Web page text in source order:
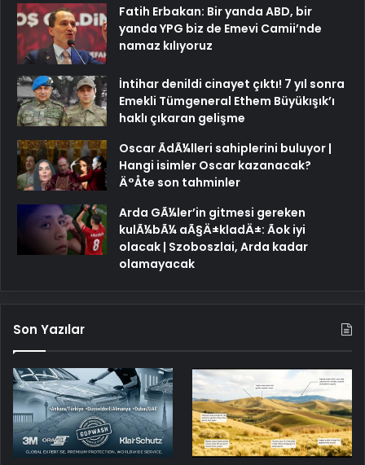
Fatih Erbakan: Bir yanda ABD, bir
yanda YPG biz de Emevi Camii’nde
namaz kılıyoruz
İntihar denildi cinayet çıktı! 7 yıl sonra
Emekli Tümgeneral Ethem Büyükışık’ı
haklı çıkaran gelişme
Oscar ÃdÃ¼lleri sahiplerini buluyor |
Hangi isimler Oscar kazanacak?
Ä°Åte son tahminler
Arda GÃ¼ler’in gitmesi gereken
kulÃ¼bÃ¼ aÃ§Ä±kladÄ±: Ãok iyi
olacak | Szoboszlai, Arda kadar
olamayacak
Son Yazılar